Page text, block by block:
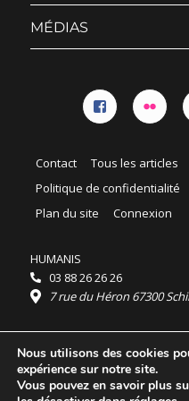
MÉDIAS
Contact Tous les articles
Politique de confidentialité
Plan du site
Connexion
HUMANIS
03 88 26 26 26
7 rue du Héron 67300
Horaires :
HUMANIS : du lundi au
Ordidocaz : du lundi au
© 2025 HUMANIS, tous droits
Nous utilisons des cookies
expérience sur notre site.
Vous pouvez en savoir plus